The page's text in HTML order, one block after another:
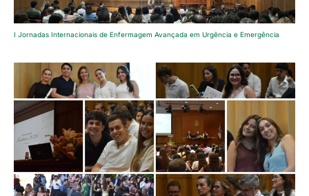
I Jornadas Internacionais de Enfermagem Avançada em Urgência e Emergência